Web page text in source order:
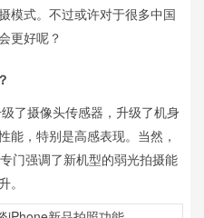
模式。不过或许对于很多中国
更好呢？
了摄像头传感器，升级了机身
能，特别是高感表现。当然，
门强调了新机型的弱光拍摄能
。